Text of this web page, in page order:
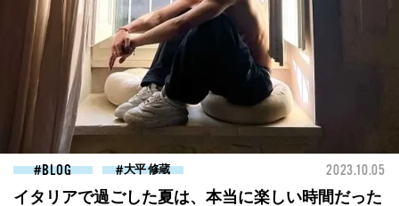
BLOG 大平 修蔵 2023.10.05
イタリアで過ごした夏は、本当に楽しい時間だった